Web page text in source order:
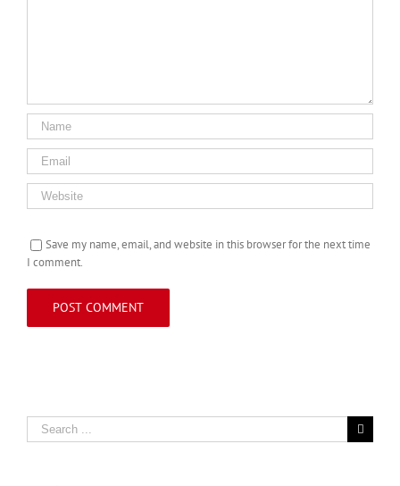
Save my name, email, and website in this browser for the next time
I comment.
Search
for: